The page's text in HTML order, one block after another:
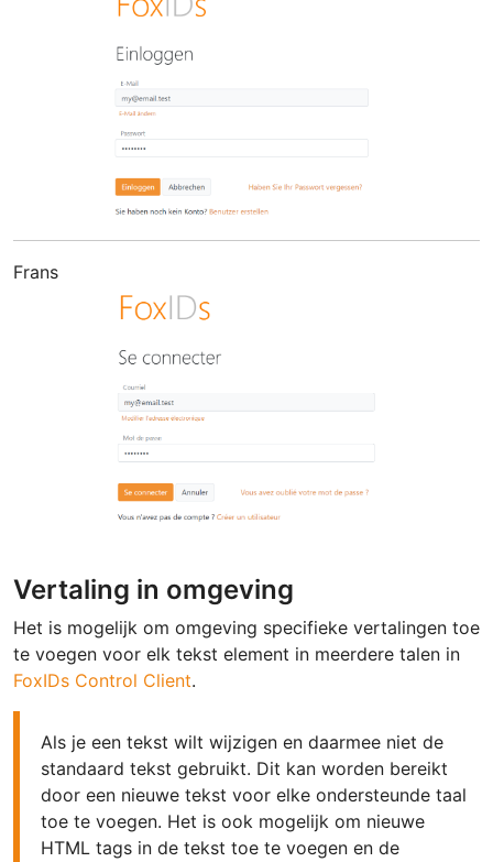
Frans
Vertaling in omgeving
Het is mogelijk om omgeving specifieke vertalingen toe
te voegen voor elk tekst element in meerdere talen in
FoxIDs Control Client.
Als je een tekst wilt wijzigen en daarmee niet de
standaard tekst gebruikt. Dit kan worden bereikt
door een nieuwe tekst voor elke ondersteunde taal
toe te voegen. Het is ook mogelijk om nieuwe
HTML tags in de tekst toe te voegen en de